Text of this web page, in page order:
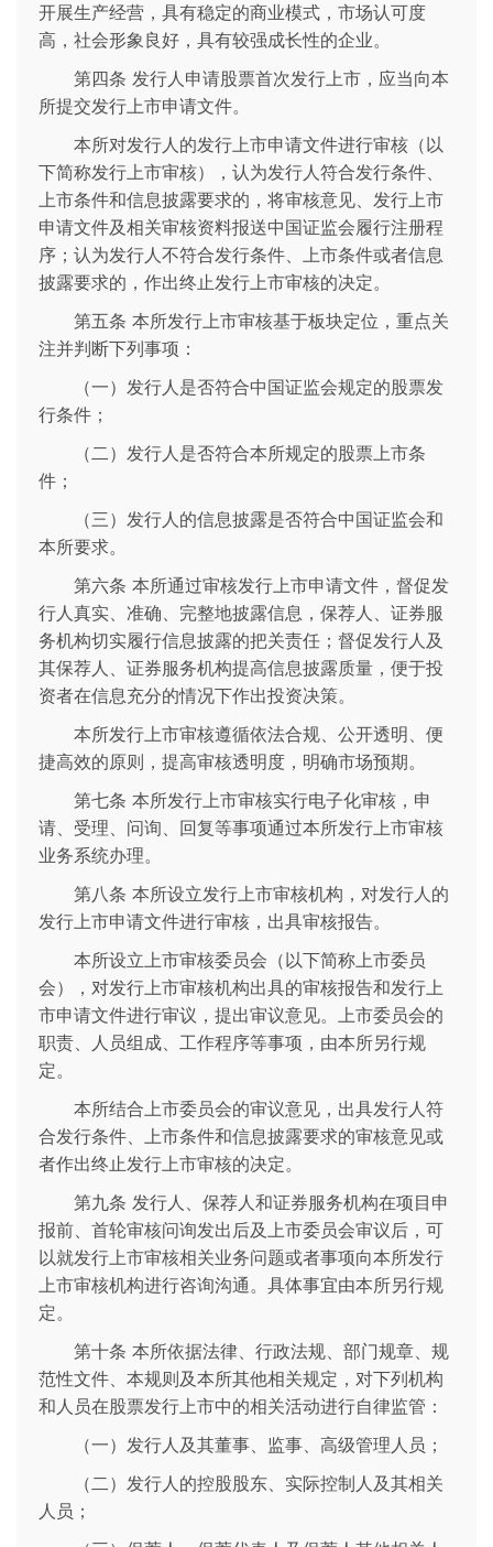
开展生产经营，具有稳定的商业模式，市场认可度
高，社会形象良好，具有较强成长性的企业。
第四条 发行人申请股票首次发行上市，应当向本
所提交发行上市申请文件。
本所对发行人的发行上市申请文件进行审核（以
下简称发行上市审核），认为发行人符合发行条件、
上市条件和信息披露要求的，将审核意见、发行上市
申请文件及相关审核资料报送中国证监会履行注册程
序；认为发行人不符合发行条件、上市条件或者信息
披露要求的，作出终止发行上市审核的决定。
第五条 本所发行上市审核基于板块定位，重点关
注并判断下列事项：
（一）发行人是否符合中国证监会规定的股票发
行条件；
（二）发行人是否符合本所规定的股票上市条
件；
（三）发行人的信息披露是否符合中国证监会和
本所要求。
第六条 本所通过审核发行上市申请文件，督促发
行人真实、准确、完整地披露信息，保荐人、证券服
务机构切实履行信息披露的把关责任；督促发行人及
其保荐人、证券服务机构提高信息披露质量，便于投
资者在信息充分的情况下作出投资决策。
本所发行上市审核遵循依法合规、公开透明、便
捷高效的原则，提高审核透明度，明确市场预期。
第七条 本所发行上市审核实行电子化审核，申
请、受理、问询、回复等事项通过本所发行上市审核
业务系统办理。
第八条 本所设立发行上市审核机构，对发行人的
发行上市申请文件进行审核，出具审核报告。
本所设立上市审核委员会（以下简称上市委员
会），对发行上市审核机构出具的审核报告和发行上
市申请文件进行审议，提出审议意见。上市委员会的
职责、人员组成、工作程序等事项，由本所另行规
定。
本所结合上市委员会的审议意见，出具发行人符
合发行条件、上市条件和信息披露要求的审核意见或
者作出终止发行上市审核的决定。
第九条 发行人、保荐人和证券服务机构在项目申
报前、首轮审核问询发出后及上市委员会审议后，可
以就发行上市审核相关业务问题或者事项向本所发行
上市审核机构进行咨询沟通。具体事宜由本所另行规
定。
第十条 本所依据法律、行政法规、部门规章、规
范性文件、本规则及本所其他相关规定，对下列机构
和人员在股票发行上市中的相关活动进行自律监管：
（一）发行人及其董事、监事、高级管理人员；
（二）发行人的控股股东、实际控制人及其相关
人员；